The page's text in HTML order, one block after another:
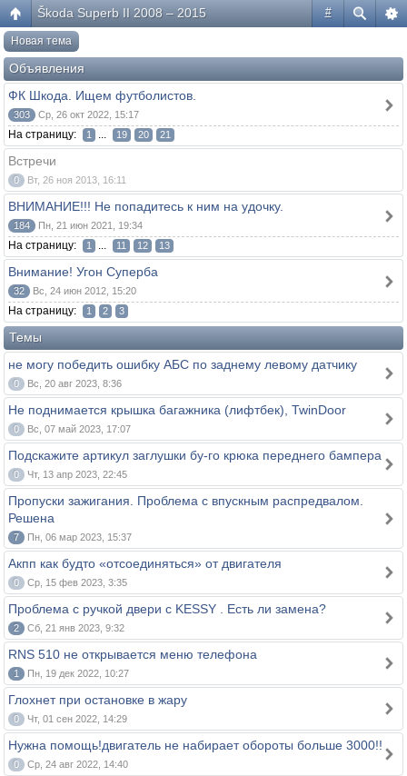
#
Škoda Superb II 2008 – 2015
Новая тема
Объявления
ФК Шкода. Ищем футболистов.
303 Ср, 26 окт 2022, 15:17
На страницу: 1 ... 19 20 21
Встречи
0 Вт, 26 ноя 2013, 16:11
ВНИМАНИЕ!!! Не попадитесь к ним на удочку.
184 Пн, 21 июн 2021, 19:34
На страницу: 1 ... 11 12 13
Внимание! Угон Суперба
32 Вс, 24 июн 2012, 15:20
На страницу: 1 2 3
Темы
не могу победить ошибку АБС по заднему левому датчику
0 Вс, 20 авг 2023, 8:36
Не поднимается крышка багажника (лифтбек), TwinDoor
0 Вс, 07 май 2023, 17:07
Подскажите артикул заглушки бу-го крюка переднего бампера
0 Чт, 13 апр 2023, 22:45
Пропуски зажигания. Проблема с впускным распредвалом.
Решена
7 Пн, 06 мар 2023, 15:37
Акпп как будто «отсоединяться» от двигателя
0 Ср, 15 фев 2023, 3:35
Проблема с ручкой двери c KESSY . Есть ли замена?
2 Сб, 21 янв 2023, 9:32
RNS 510 не открывается меню телефона
1 Пн, 19 дек 2022, 10:27
Глохнет при остановке в жару
0 Чт, 01 сен 2022, 14:29
Нужна помощь!двигатель не набирает обороты больше 3000!!
0 Ср, 24 авг 2022, 14:40